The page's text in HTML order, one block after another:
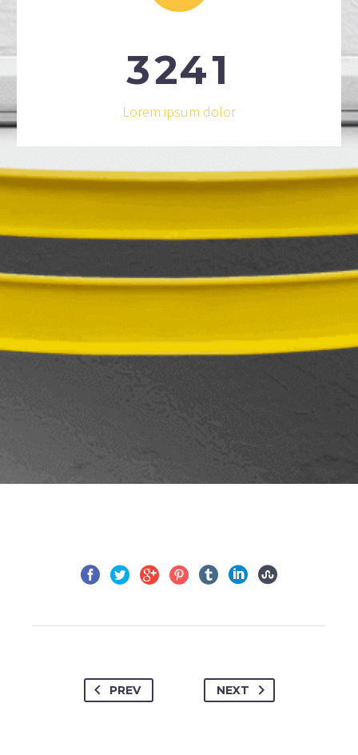
3241
Lorem ipsum dolor
PREV NEXT